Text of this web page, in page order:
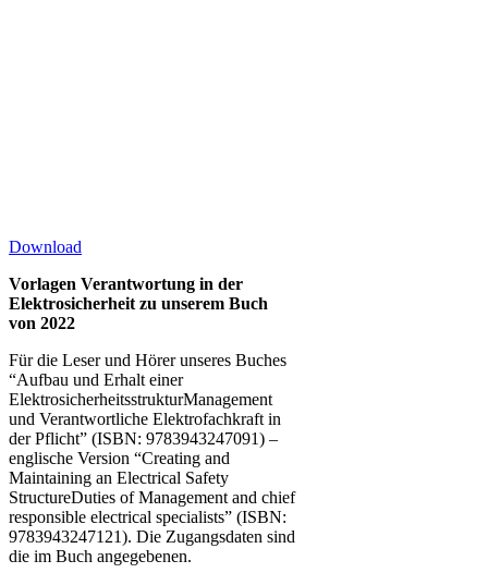
Download
Vorlagen Verantwortung in der
Elektrosicherheit zu unserem Buch
von 2022
Für die Leser und Hörer unseres Buches
“Aufbau und Erhalt einer
ElektrosicherheitsstrukturManagement
und Verantwortliche Elektrofachkraft in
der Pflicht” (ISBN: 9783943247091) –
englische Version “Creating and
Maintaining an Electrical Safety
StructureDuties of Management and chief
responsible electrical specialists” (ISBN:
9783943247121). Die Zugangsdaten sind
die im Buch angegebenen.